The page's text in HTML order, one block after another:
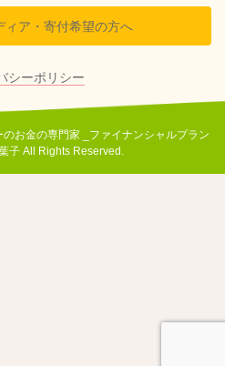
ィア・寄付希望の方へ
シーポリシー
お金の専門家 _ファイナンシャルプラン
子 All Rights Reserved.